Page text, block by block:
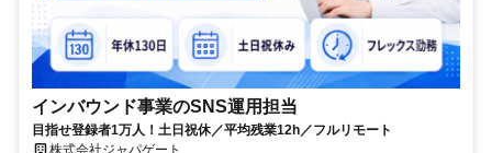
インバウンド事業のSNS運用担当
目指せ登録者1万人！土日祝休／平均残業12h／フルリモート